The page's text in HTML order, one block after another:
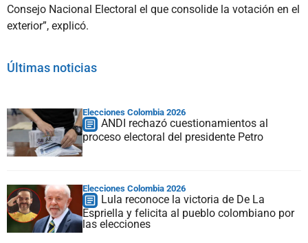
Consejo Nacional Electoral el que consolide la votación en el
exterior”, explicó.
Últimas noticias
Elecciones Colombia 2026
ANDI rechazó cuestionamientos al
proceso electoral del presidente Petro
Elecciones Colombia 2026
Lula reconoce la victoria de De La
Espriella y felicita al pueblo colombiano por
las elecciones